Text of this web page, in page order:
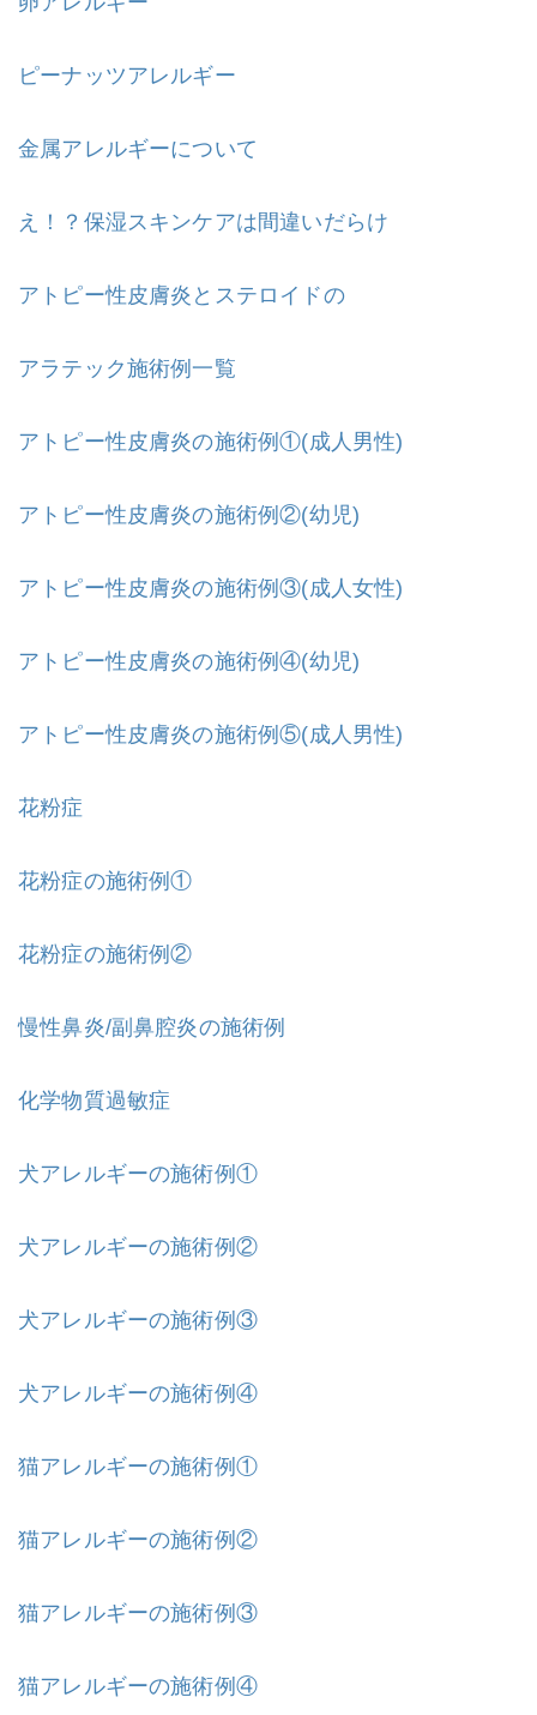
ピーナッツアレルギー
金属アレルギーについて
え！？保湿スキンケアは間違いだらけ
アトピー性皮膚炎とステロイドの
アラテック施術例一覧
アトピー性皮膚炎の施術例①(成人男性)
アトピー性皮膚炎の施術例②(幼児)
アトピー性皮膚炎の施術例③(成人女性)
アトピー性皮膚炎の施術例④(幼児)
アトピー性皮膚炎の施術例⑤(成人男性)
花粉症
花粉症の施術例①
花粉症の施術例②
慢性鼻炎/副鼻腔炎の施術例
化学物質過敏症
犬アレルギーの施術例①
犬アレルギーの施術例②
犬アレルギーの施術例③
犬アレルギーの施術例④
猫アレルギーの施術例①
猫アレルギーの施術例②
猫アレルギーの施術例③
猫アレルギーの施術例④